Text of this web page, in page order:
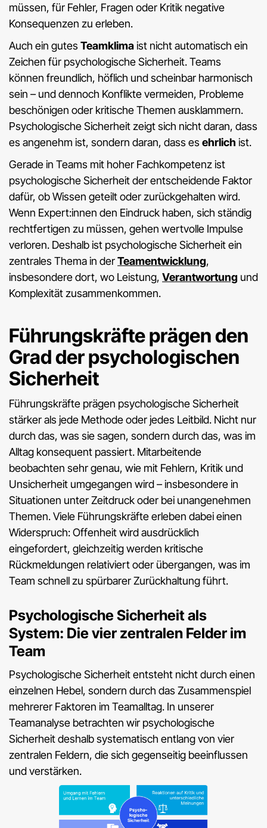
müssen, für Fehler, Fragen oder Kritik negative
Konsequenzen zu erleben.
Auch ein gutes Teamklimaist nicht automatisch ein
Zeichen für psychologische Sicherheit. Teams
können freundlich, höflich und scheinbar harmonisch
sein – und dennoch Konflikte vermeiden, Probleme
beschönigen oder kritische Themen ausklammern.
Psychologische Sicherheit zeigt sich nicht daran, dass
es angenehm ist, sondern daran, dass es ehrlich ist.
Gerade in Teams mit hoher Fachkompetenz ist
psychologische Sicherheit der entscheidende Faktor
dafür, ob Wissen geteilt oder zurückgehalten wird.
Wenn Expert:innen den Eindruck haben, sich ständig
rechtfertigen zu müssen, gehen wertvolle Impulse
verloren. Deshalb ist psychologische Sicherheit ein
zentrales Thema in derTeamentwicklung,
insbesondere dort, wo Leistung, Verantwortung und
Komplexität zusammenkommen.
Führungskräfte prägen den
Grad der psychologischen
Sicherheit
Führungskräfte prägen psychologische Sicherheit
stärker als jede Methode oder jedes Leitbild. Nicht nur
durch das, was sie sagen, sondern durch das, was im
Alltag konsequent passiert. Mitarbeitende
beobachten sehr genau, wie mit Fehlern, Kritik und
Unsicherheit umgegangen wird – insbesondere in
Situationen unter Zeitdruck oder bei unangenehmen
Themen. Viele Führungskräfte erleben dabei einen
Widerspruch: Offenheit wird ausdrücklich
eingefordert, gleichzeitig werden kritische
Rückmeldungen relativiert oder übergangen, was im
Team schnell zu spürbarer Zurückhaltung führt.
Psychologische Sicherheit als
System: Die vier zentralen Felder im
Team
Psychologische Sicherheit entsteht nicht durch einen
einzelnen Hebel, sondern durch das Zusammenspiel
mehrerer Faktoren im Teamalltag. In unserer
Teamanalyse betrachten wir psychologische
Sicherheit deshalb systematisch entlang von vier
zentralen Feldern, die sich gegenseitig beeinflussen
und verstärken.